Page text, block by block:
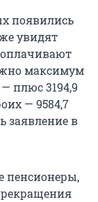
появились
увидят
максимум
— плюс 3194,9
— 9584,7
заявление в
пенсионеры,